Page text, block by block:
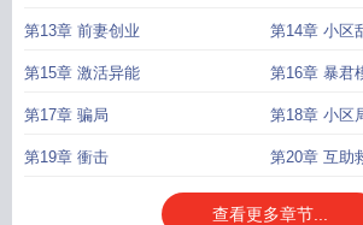
第13章 前妻创业 第14章 小区
第15章 激活异能 第16章 暴君
第17章 骗局 第18章 小区
第19章 衝击 第20章 互助
查看更多章节...